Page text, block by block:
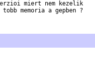
miert nem kezelik
memoria a gepben ?